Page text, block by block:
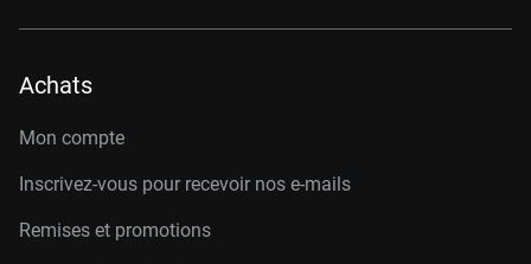
Achats
Mon compte
Inscrivez-vous pour recevoir nos e-mails
Remises et promotions